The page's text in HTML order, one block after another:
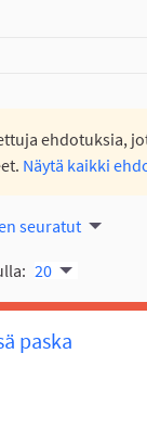
ehdotuksia,
Näytä kaikki
seuratut
20
paska